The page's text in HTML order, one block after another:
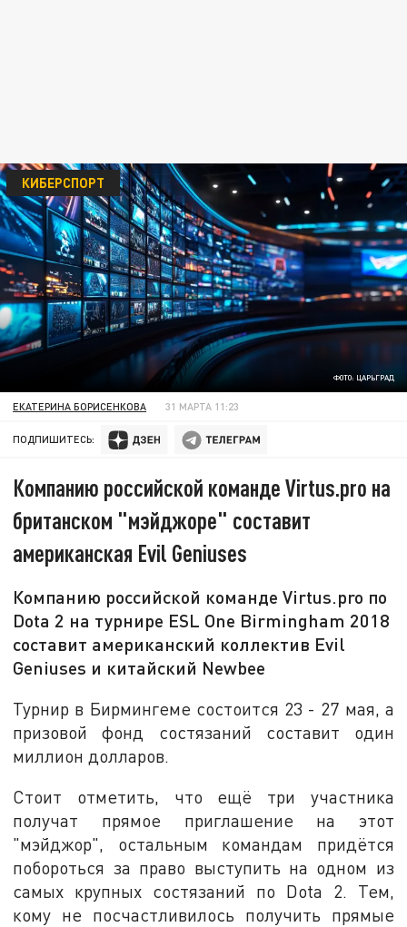
ФОТО: ЦАРЬГРАД
КИБЕРСПОРТ
ЕКАТЕРИНА БОРИСЕНКОВА 31 МАРТА 11:23
ПОДПИШИТЕСЬ:
Компанию российской команде Virtus.pro на
британском "мэйджоре" составит
американская Evil Geniuses
Компанию российской команде Virtus.pro по
Dota 2 на турнире ESL One Birmingham 2018
составит американский коллектив Evil
Geniuses и китайский Newbee
Турнир в Бирмингеме состоится 23 - 27 мая, а
призовой фонд состязаний составит один
миллион долларов.
Стоит отметить, что ещё три участника
получат прямое приглашение на этот
"мэйджор", остальным командам придётся
побороться за право выступить на одном из
самых крупных состязаний по Dota 2. Тем,
кому не посчастливилось получить прямые